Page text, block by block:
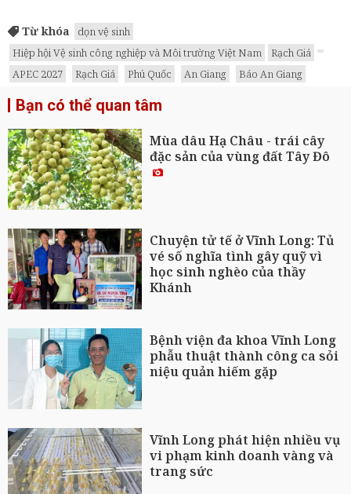
Từ khóa
dọn vệ sinh
Hiệp hội Vệ sinh công nghiệp và Môi trường Việt Nam
Rạch Giá
APEC 2027
Rạch Giá Phú Quốc An Giang Báo An Giang
Bạn có thể quan tâm
Mùa dâu Hạ Châu - trái cây
đặc sản của vùng đất Tây Đô
Chuyện tử tế ở Vĩnh Long: Tủ
vé số nghĩa tình gây quỹ vì
học sinh nghèo của thầy
Khánh
Bệnh viện đa khoa Vĩnh Long
phẫu thuật thành công ca sỏi
niệu quản hiếm gặp
Vĩnh Long phát hiện nhiều vụ
vi phạm kinh doanh vàng và
trang sức